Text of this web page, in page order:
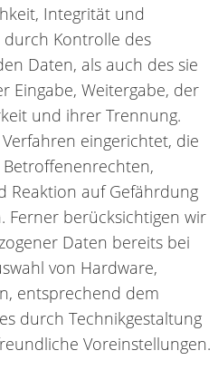
Integrität und
Kontrolle des
Daten, als auch des sie
Eingabe, Weitergabe, der
und ihrer Trennung.
eingerichtet, die
Reaktion auf Gefährdung
Ferner berücksichtigen wir
Daten bereits bei
von Hardware,
entsprechend dem
durch Technikgestaltung
Voreinstellungen.